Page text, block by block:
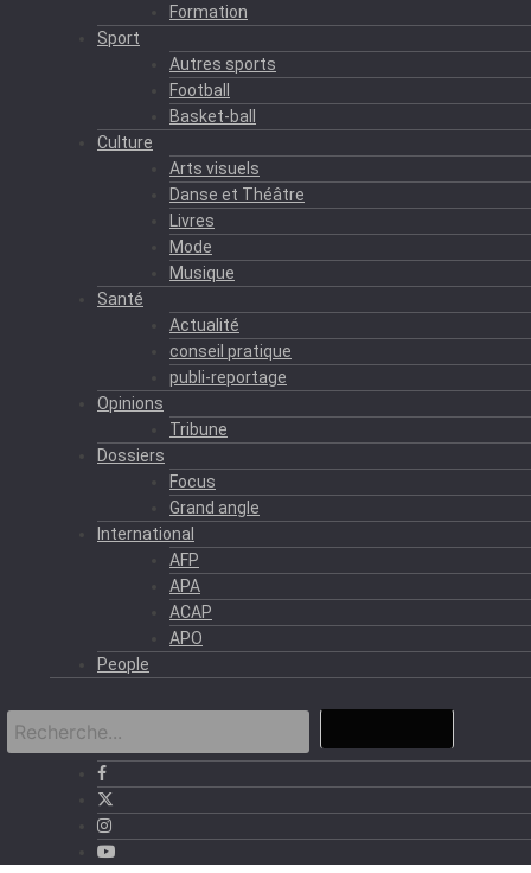
Formation
Sport
Autres sports
Football
Basket-ball
Culture
Arts visuels
Danse et Théâtre
Livres
Mode
Musique
Santé
Actualité
conseil pratique
publi-reportage
Opinions
Tribune
Dossiers
Focus
Grand angle
International
AFP
APA
ACAP
APO
People